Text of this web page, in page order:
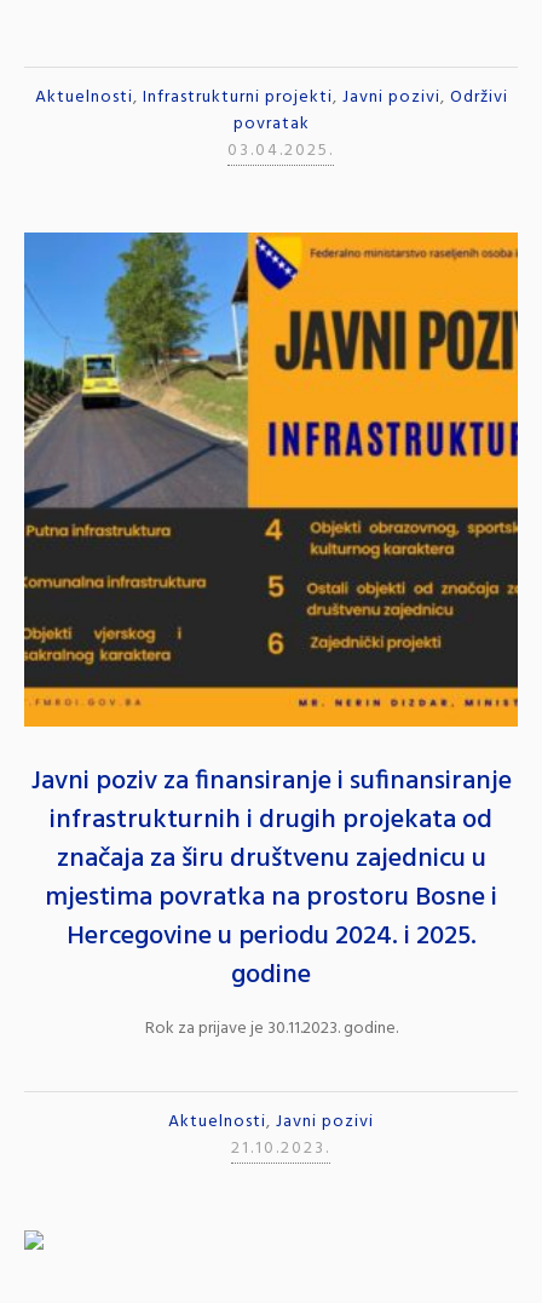
Aktuelnosti, Infrastrukturni projekti, Javni pozivi, Održivi
povratak
03.04.2025.
Javni poziv za finansiranje i sufinansiranje
infrastrukturnih i drugih projekata od
značaja za širu društvenu zajednicu u
mjestima povratka na prostoru Bosne i
Hercegovine u periodu 2024. i 2025.
godine
Rok za prijave je 30.11.2023. godine.
Aktuelnosti, Javni pozivi
21.10.2023.